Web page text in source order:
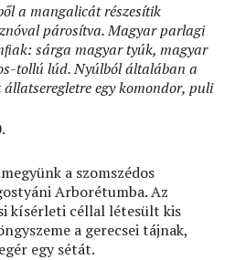
a mangalicát részesítik
párosítva. Magyar parlagi
sárga magyar tyúk, magyar
tollú lúd. Nyúlból általában a
egy komondor, puli
a szomszédos
Arborétumba. Az
kísérleti céllal létesült kis
a gerecsei tájnak,
egy sétát.